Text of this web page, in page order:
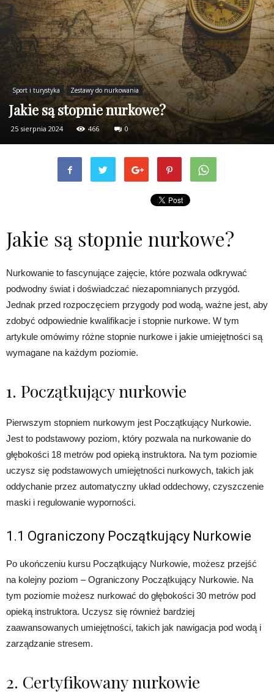
Sport i turystyka Zestawy do nurkowania
Jakie są stopnie nurkowe?
25 sierpnia 2024 466 0
Jakie są stopnie nurkowe?
Nurkowanie to fascynujące zajęcie, które pozwala odkrywać
podwodny świat i doświadczać niezapomnianych przygód.
Jednak przed rozpoczęciem przygody pod wodą, ważne jest, aby
zdobyć odpowiednie kwalifikacje i stopnie nurkowe. W tym
artykule omówimy różne stopnie nurkowe i jakie umiejętności są
wymagane na każdym poziomie.
1. Początkujący nurkowie
Pierwszym stopniem nurkowym jest Początkujący Nurkowie.
Jest to podstawowy poziom, który pozwala na nurkowanie do
głębokości 18 metrów pod opieką instruktora. Na tym poziomie
uczysz się podstawowych umiejętności nurkowych, takich jak
oddychanie przez automatyczny układ oddechowy, czyszczenie
maski i regulowanie wyporności.
1.1 Ograniczony Początkujący Nurkowie
Po ukończeniu kursu Początkujący Nurkowie, możesz przejść
na kolejny poziom – Ograniczony Początkujący Nurkowie. Na
tym poziomie możesz nurkować do głębokości 30 metrów pod
opieką instruktora. Uczysz się również bardziej
zaawansowanych umiejętności, takich jak nawigacja pod wodą i
zarządzanie stresem.
2. Certyfikowany nurkowie